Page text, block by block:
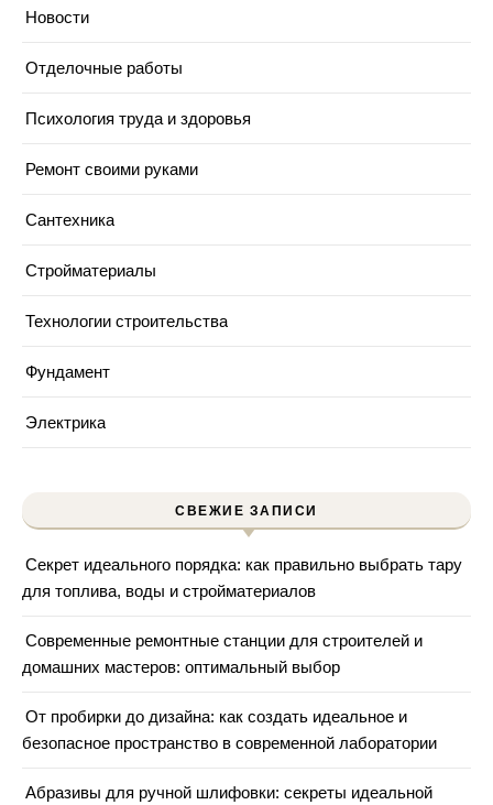
Новости
Отделочные работы
Психология труда и здоровья
Ремонт своими руками
Сантехника
Стройматериалы
Технологии строительства
Фундамент
Электрика
СВЕЖИЕ ЗАПИСИ
Секрет идеального порядка: как правильно выбрать тару
для топлива, воды и стройматериалов
Современные ремонтные станции для строителей и
домашних мастеров: оптимальный выбор
От пробирки до дизайна: как создать идеальное и
безопасное пространство в современной лаборатории
Абразивы для ручной шлифовки: секреты идеальной